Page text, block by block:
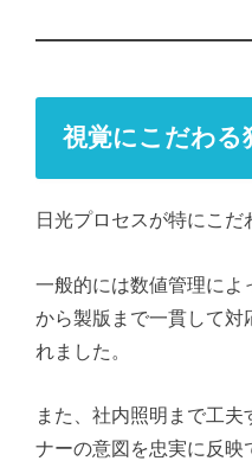
視覚にこだわる
日光プロセスが特にこだ
一般的には数値管理によ
から製版まで一貫して対
れました。
また、社内照明まで工
ナーの意図を忠実に反映